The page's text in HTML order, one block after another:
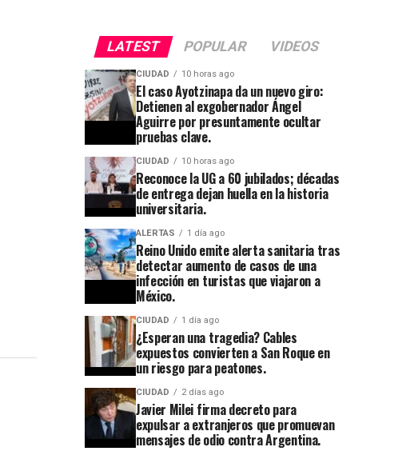
LATEST POPULAR VIDEOS
CIUDAD 10 horas ago
El caso Ayotzinapa da un nuevo giro:
Detienen al exgobernador Ángel
Aguirre por presuntamente ocultar
pruebas clave.
CIUDAD 10 horas ago
Reconoce la UG a 60 jubilados; décadas
de entrega dejan huella en la historia
universitaria.
ALERTAS 1 día ago
Reino Unido emite alerta sanitaria tras
detectar aumento de casos de una
infección en turistas que viajaron a
México.
CIUDAD 1 día ago
¿Esperan una tragedia? Cables
expuestos convierten a San Roque en
un riesgo para peatones.
CIUDAD 2 días ago
Javier Milei firma decreto para
expulsar a extranjeros que promuevan
mensajes de odio contra Argentina.
10 horas ago
Reconoce
la UG a
60
jubilados;
décadas
de
CIUDAD 1 semana ago
se
apaga:
denuncian
abandono
en
Cuesta
China y
el
callejón